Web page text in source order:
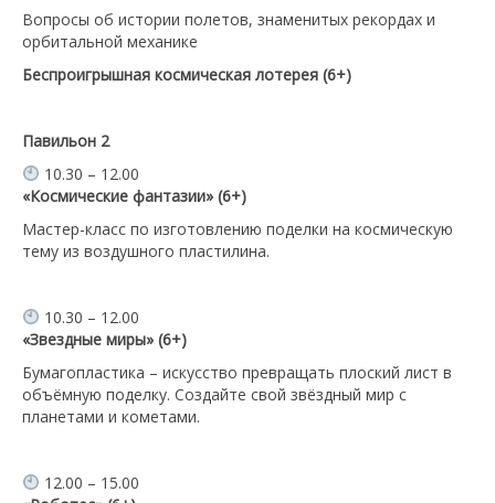
Вопросы об истории полетов, знаменитых рекордах и
орбитальной механике
Беспроигрышная космическая лотерея (6+)
Павильон 2
10.30 – 12.00
«Космические фантазии» (6+)
Мастер-класс по изготовлению поделки на космическую
тему из воздушного пластилина.
10.30 – 12.00
«Звездные миры» (6+)
Бумагопластика – искусство превращать плоский лист в
объёмную поделку. Создайте свой звёздный мир с
планетами и кометами.
12.00 – 15.00